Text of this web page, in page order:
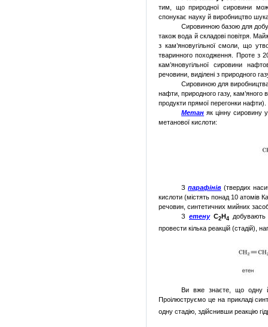
тим, що природної сировини
спонукає науку й виробництво
Сировинною базою для
також вода й складові повітря.
з кам’яновугільної смоли, що
тваринного походження. Проте з
кам’яновугільної сировини
речовини, виділені з природного
Сировиною для виробництва
нафти, природного газу, кам’яного
продукти прямої перегонки нафти).
Метан як цінну сировину
метанової кислоти:
Зпарафінів (твердих
кислоти (містять понад 10 атомів
речовин, синтетичних мийних
З етену С2Н4добувають
провести кілька реакцій (стадій),
Ви вже знаєте, що одну
Проілюструємо це на прикладі
одну стадію, здійснивши реакцію